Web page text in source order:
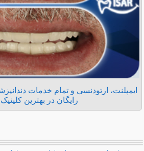
ایمپلنت، ارتودنسی و تمام خدمات
رایگان در بهترین